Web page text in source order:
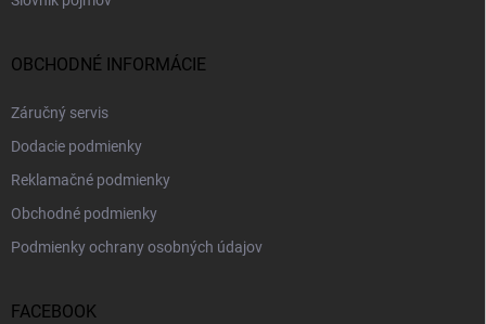
OBCHODNÉ INFORMÁCIE
Záručný servis
Dodacie podmienky
Reklamačné podmienky
Obchodné podmienky
Podmienky ochrany osobných údajov
FACEBOOK